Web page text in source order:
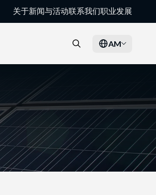
关于新闻与活动联系我们职业发展
AM